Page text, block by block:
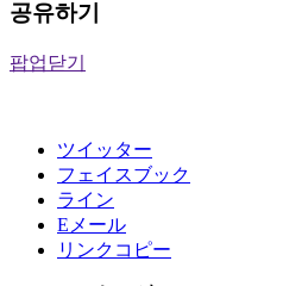
공유하기
팝업닫기
ツイッター
フェイスブック
ライン
Eメール
リンクコピー